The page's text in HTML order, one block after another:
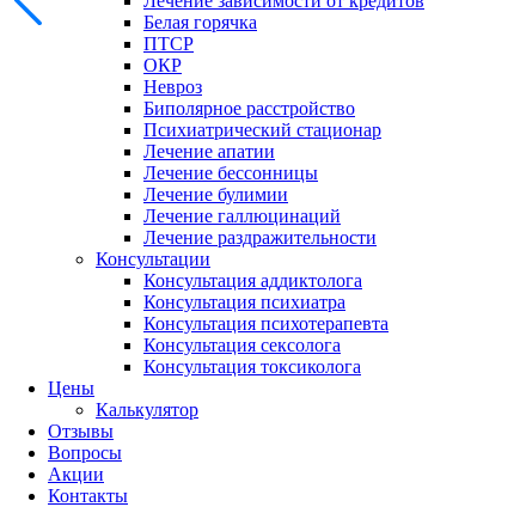
Белая горячка
ПТСР
ОКР
Невроз
Биполярное расстройство
Психиатрический стационар
Лечение апатии
Лечение бессонницы
Лечение булимии
Лечение галлюцинаций
Лечение раздражительности
Консультации
Консультация аддиктолога
Консультация психиатра
Консультация психотерапевта
Консультация сексолога
Консультация токсиколога
Цены
Калькулятор
Отзывы
Вопросы
Акции
Контакты